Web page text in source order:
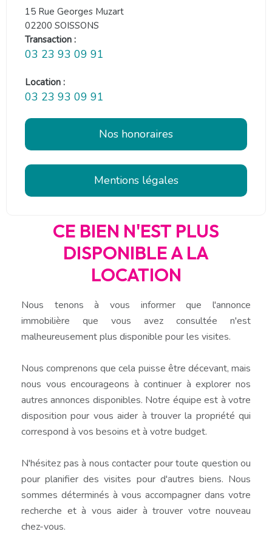
15 Rue Georges Muzart
02200 SOISSONS
Transaction :
03 23 93 09 91
Location :
03 23 93 09 91
Nos honoraires
Mentions légales
CE BIEN N'EST PLUS
DISPONIBLE A LA
LOCATION
Nous tenons à vous informer que l'annonce
immobilière que vous avez consultée n'est
malheureusement plus disponible pour les visites.
Nous comprenons que cela puisse être décevant, mais
nous vous encourageons à continuer à explorer nos
autres annonces disponibles. Notre équipe est à votre
disposition pour vous aider à trouver la propriété qui
correspond à vos besoins et à votre budget.
N'hésitez pas à nous contacter pour toute question ou
pour planifier des visites pour d'autres biens. Nous
sommes déterminés à vous accompagner dans votre
recherche et à vous aider à trouver votre nouveau
chez-vous.